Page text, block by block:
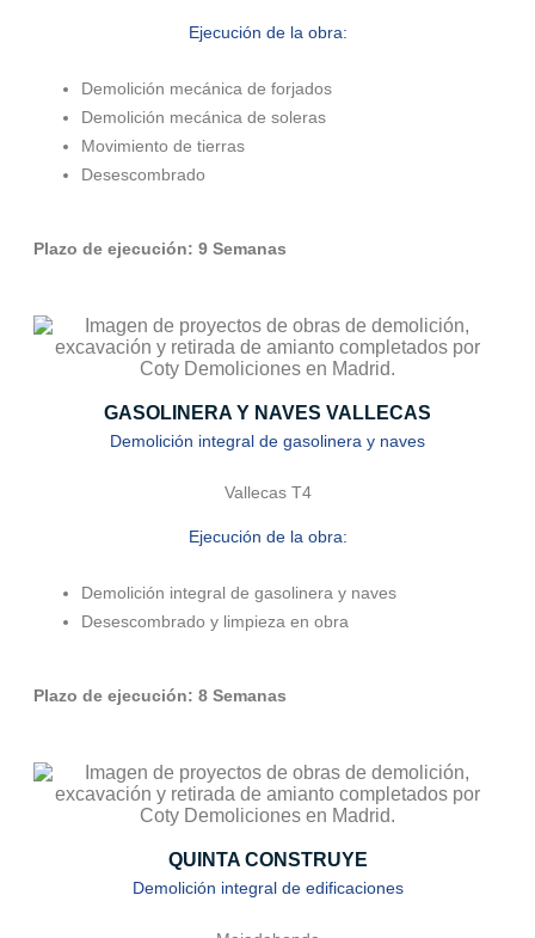
Ejecución de la obra:
Demolición mecánica de forjados
Demolición mecánica de soleras
Movimiento de tierras
Desescombrado
Plazo de ejecución: 9 Semanas
GASOLINERA Y NAVES VALLECAS
Demolición integral de gasolinera y naves
Vallecas T4
Ejecución de la obra:
Demolición integral de gasolinera y naves
Desescombrado y limpieza en obra
Plazo de ejecución: 8 Semanas
QUINTA CONSTRUYE
Demolición integral de edificaciones